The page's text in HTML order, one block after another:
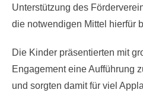
Unterstützung des
die notwendigen Mittel hierfür
Die Kinder präsentierten mit
Engagement eine Aufführung
und sorgten damit für viel